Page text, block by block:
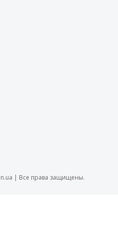
| Все права защищены.